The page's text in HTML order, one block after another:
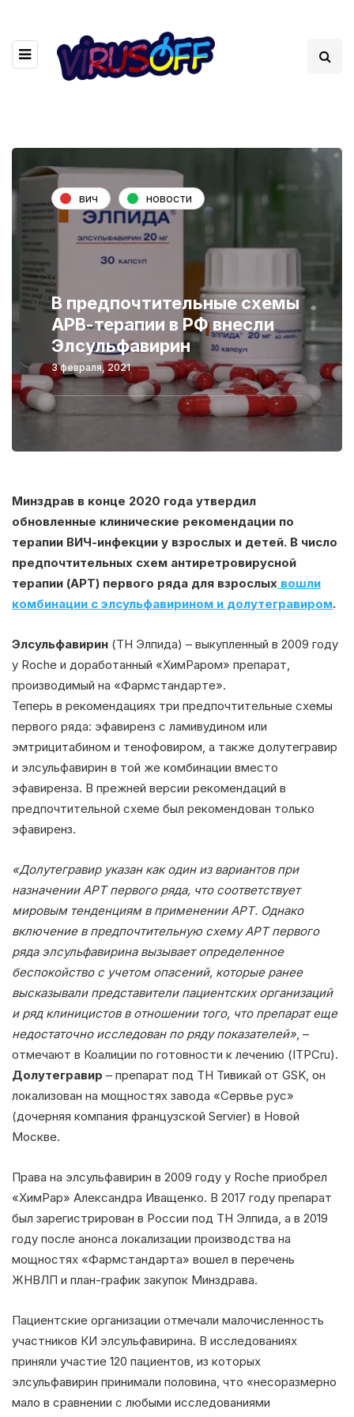
вич новости
В предпочтительные схемы
АРВ-терапии в РФ внесли
Элсульфавирин
3 февраля, 2021
Минздрав в конце 2020 года утвердил
обновленные клинические рекомендации по
терапии ВИЧ-инфекции у взрослых и детей. В число
предпочтительных схем антиретровирусной
терапии (АРТ) первого ряда для взрослых вошли
комбинации с элсульфавирином и долутегравиром.
Элсульфавирин (ТН Элпида) – выкупленный в 2009 году
у Roche и доработанный «ХимРаром» препарат,
производимый на «Фармстандарте».
Теперь в рекомендациях три предпочтительные схемы
первого ряда: эфавиренз с ламивудином или
эмтрицитабином и тенофовиром, а также долутегравир
и элсульфавирин в той же комбинации вместо
эфавиренза. В прежней версии рекомендаций в
предпочтительной схеме был рекомендован только
эфавиренз.
«Долутегравир указан как один из вариантов при
назначении АРТ первого ряда, что соответствует
мировым тенденциям в применении АРТ. Однако
включение в предпочтительную схему АРТ первого
ряда элсульфавирина вызывает определенное
беспокойство с учетом опасений, которые ранее
высказывали представители пациентских организаций
и ряд клиницистов в отношении того, что препарат еще
недостаточно исследован по ряду показателей» , –
отмечают в Коалиции по готовности к лечению (ITPCru).
Долутегравир – препарат под ТН Тивикай от GSK, он
локализован на мощностях завода «Сервье рус»
(дочерняя компания французской Servier) в Новой
Москве.
Права на элсульфавирин в 2009 году у Roche приобрел
«ХимРар» Александра Иващенко. В 2017 году препарат
был зарегистрирован в России под ТН Элпида, а в 2019
году после анонса локализации производства на
мощностях «Фармстандарта» вошел в перечень
ЖНВЛП и план-график закупок Минздрава.
Пациентские организации отмечали малочисленность
участников КИ элсульфавирина. В исследованиях
приняли участие 120 пациентов, из которых
элсульфавирин принимали половина, что «несоразмерно
мало в сравнении с любыми исследованиями